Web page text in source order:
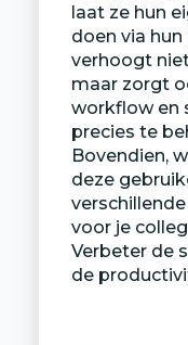
laat ze hun
doen via
verhoogt
maar zorgt
workflow en
precies te
Bovendien,
deze
voor je
Verbeter de
de